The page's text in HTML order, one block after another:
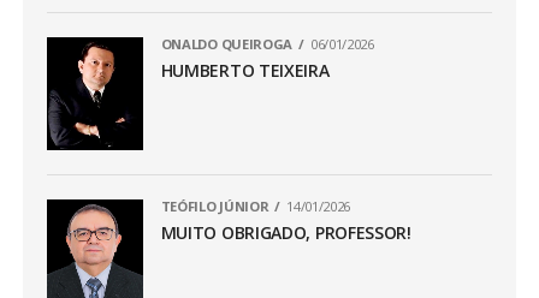
ONALDO QUEIROGA 06/01/2026
HUMBERTO TEIXEIRA
TEÓFILO JÚNIOR 14/01/2026
MUITO OBRIGADO, PROFESSOR!